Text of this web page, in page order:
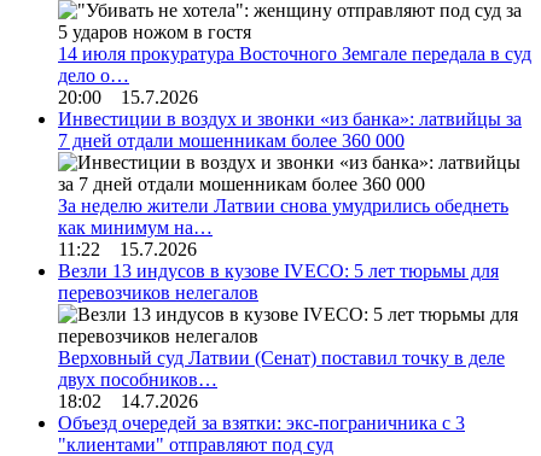
14 июля прокуратура Восточного Земгале передала в суд
дело о…
20:00 15.7.2026
Инвестиции в воздух и звонки «из банка»: латвийцы за
7 дней отдали мошенникам более 360 000
За неделю жители Латвии снова умудрились обеднеть
как минимум на…
11:22 15.7.2026
Везли 13 индусов в кузове IVECO: 5 лет тюрьмы для
перевозчиков нелегалов
Верховный суд Латвии (Сенат) поставил точку в деле
двух пособников…
18:02 14.7.2026
Объезд очередей за взятки: экс-пограничника с 3
"клиентами" отправляют под суд